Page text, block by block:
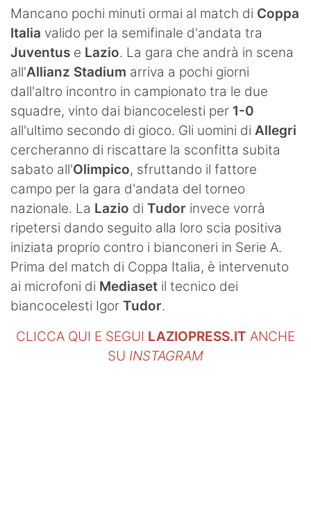
Mancano pochi minuti ormai al match di Coppa
Italia valido per la semifinale d'andata tra
Juventus e Lazio. La gara che andrà in scena
all'Allianz Stadium arriva a pochi giorni
dall'altro incontro in campionato tra le due
squadre, vinto dai biancocelesti per 1-0
all'ultimo secondo di gioco. Gli uomini di Allegri
cercheranno di riscattare la sconfitta subita
sabato all'Olimpico, sfruttando il fattore
campo per la gara d'andata del torneo
nazionale. La Lazio di Tudor invece vorrà
ripetersi dando seguito alla loro scia positiva
iniziata proprio contro i bianconeri in Serie A.
Prima del match di Coppa Italia, è intervenuto
ai microfoni di Mediaset il tecnico dei
biancocelesti Igor Tudor.
CLICCA QUI E SEGUI LAZIOPRESS.IT ANCHE
SU INSTAGRAM